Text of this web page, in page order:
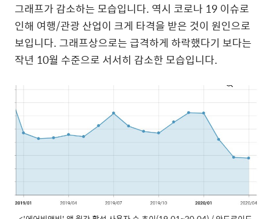
그래프가 감소하는 모습입니다. 역시 코로나 19이슈로
인해 여행/관광 산업이 크게 타격을 받은 것이 원인으로
보입니다. 그래프상으로는급격하게 하락했다기 보다는
작년 10월 수준으로 서서히 감소한 모습입니다.